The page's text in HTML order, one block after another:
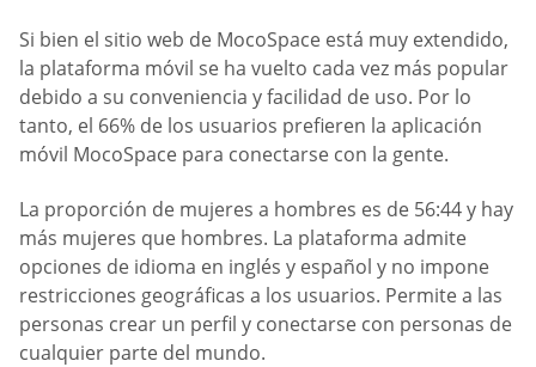
Si bien el sitio web de MocoSpace está muy extendido,
la plataforma móvil se ha vuelto cada vez más popular
debido a su conveniencia y facilidad de uso. Por lo
tanto, el 66% de los usuarios prefieren la aplicación
móvil MocoSpace para conectarse con la gente.
La proporción de mujeres a hombres es de 56:44 y hay
más mujeres que hombres. La plataforma admite
opciones de idioma en inglés y español y no impone
restricciones geográficas a los usuarios. Permite a las
personas crear un perfil y conectarse con personas de
cualquier parte del mundo.